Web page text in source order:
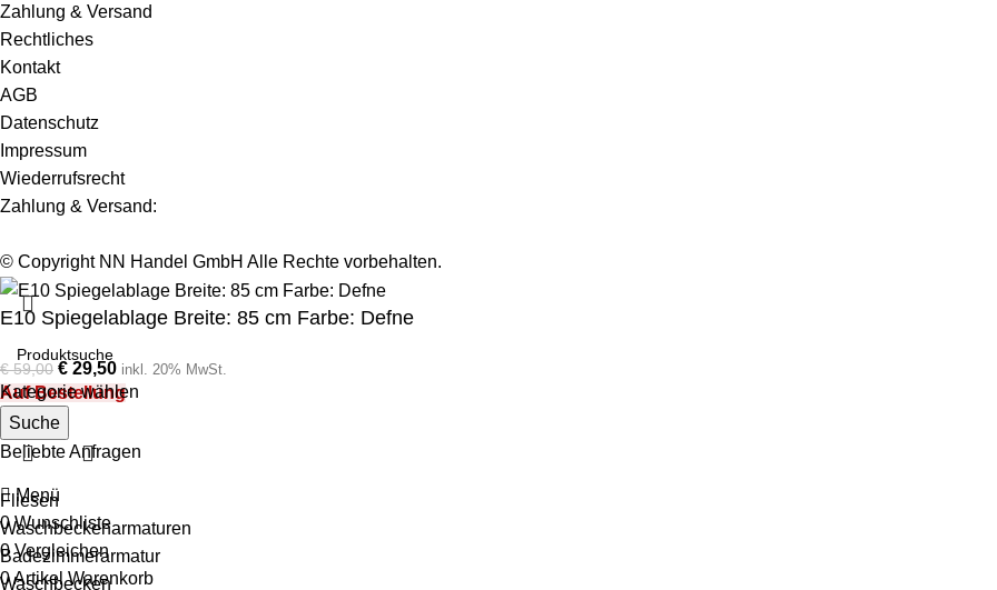
Zahlung & Versand
Rechtliches
Kontakt
AGB
Datenschutz
Impressum
Wiederrufsrecht
Zahlung & Versand:
© Copyright NN Handel GmbH Alle Rechte vorbehalten.
Kategorie wählen
Suche
Beliebte Anfragen
Fliesen
Waschbeckenarmaturen
Badezimmerarmatur
Waschbecken
E10 Spiegelablage Breite: 85 cm Farbe: Defne
€59,00 € 29,50 inkl. 20% MwSt.
Auf Bestellung
Menü
0Wunschliste
0 Vergleichen
0Artikel Warenkorb